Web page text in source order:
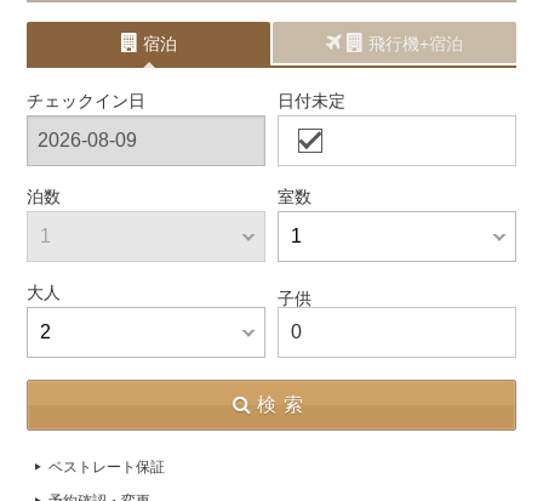
宿泊 飛行機+宿泊
チェックイン日 日付未定
泊数 室数
大人 子供
0
検索
ベストレート保証